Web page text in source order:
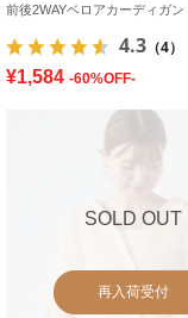
前後2WAYベロアカーディガン
4.3 （4）
¥1,584 -60%OFF-
SOLD OUT
再入荷受付